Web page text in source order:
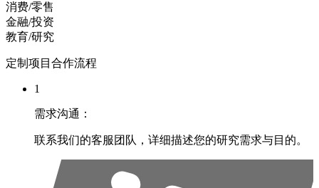
消费/零售
金融/投资
教育/研究
定制项目合作流程
1
需求沟通：
联系我们的客服团队，详细描述您的研究需求与目的。